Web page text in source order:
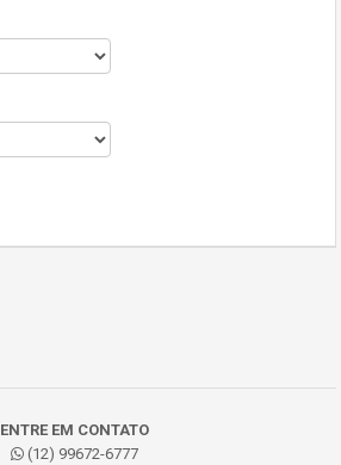
ENTRE EM CONTATO
(12) 99672-6777